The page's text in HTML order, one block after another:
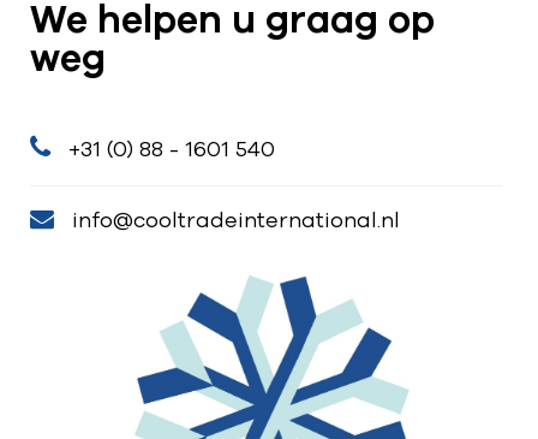
We helpen u graag op
weg
+31 (0) 88 - 1601 540
info@cooltradeinternational.nl